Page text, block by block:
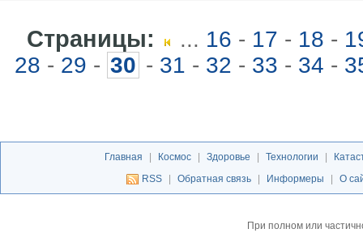
Страницы: ... 16 - 17 - 18 -
28 - 29 - 30 - 31 - 32 - 33 - 34 -
Главная Космос Здоровье Технологии
RSS
Обратная связь Информеры О
При полном или